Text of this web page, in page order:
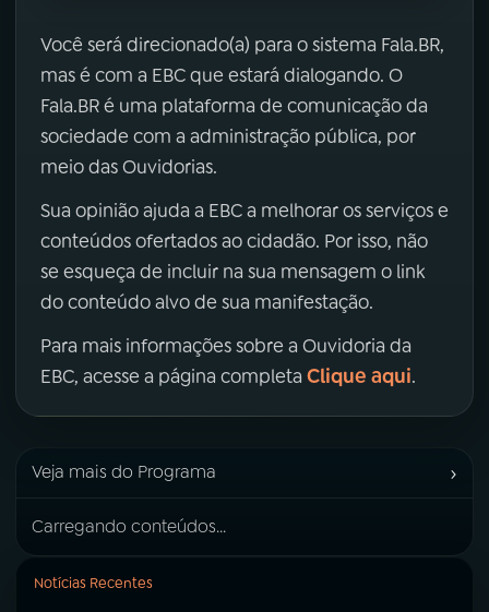
Você será direcionado(a) para o sistema Fala.BR,
mas é com a EBC que estará dialogando. O
Fala.BR é uma plataforma de comunicação da
sociedade com a administração pública, por
meio das Ouvidorias.
Sua opinião ajuda a EBC a melhorar os serviços e
conteúdos ofertados ao cidadão. Por isso, não
se esqueça de incluir na sua mensagem o link
do conteúdo alvo de sua manifestação.
Para mais informações sobre a Ouvidoria da
EBC, acesse a página completa Clique aqui.
Veja mais do Programa ›
Carregando conteúdos...
Notícias Recentes